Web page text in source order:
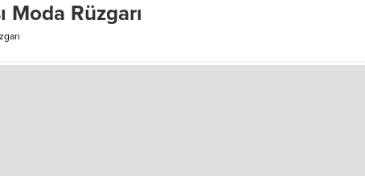
Moda Rüzgarı